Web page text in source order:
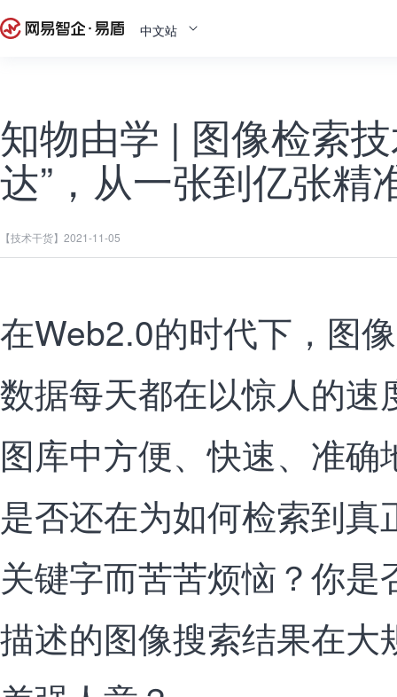
中文站
知物由学 | 图像检索
达”，从一张到亿张精
【技术干货】 2021-11-05
在Web2.0的时代下，图
数据每天都在以惊人的速
图库中方便、快速、准
是否还在为如何检索到
关键字而苦苦烦恼？你
描述的图像搜索结果在大